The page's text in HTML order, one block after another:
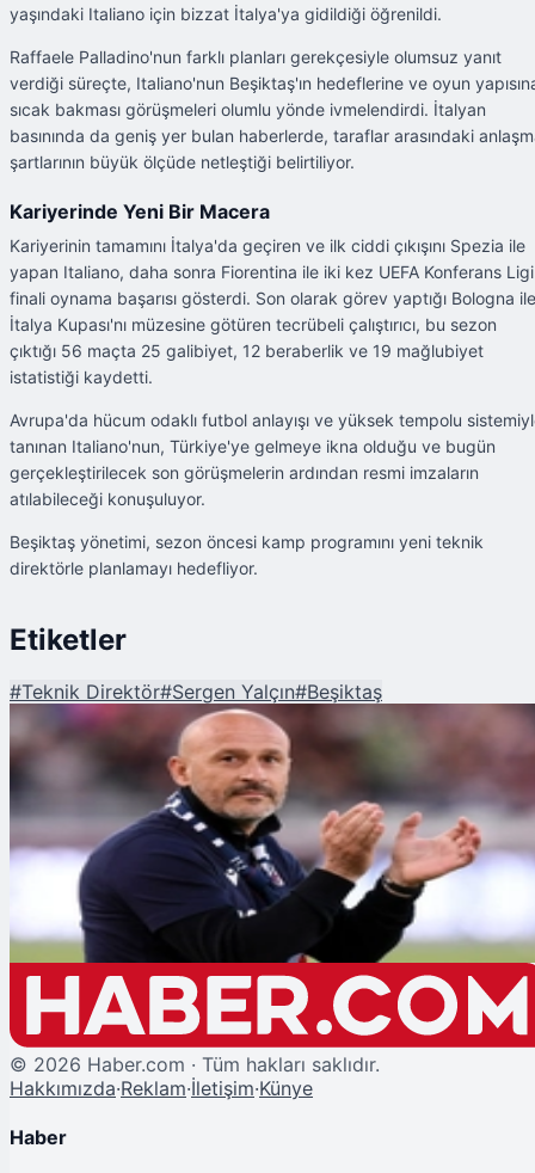
yaşındaki Italiano için bizzat İtalya'ya gidildiği öğrenildi.
Raffaele Palladino'nun farklı planları gerekçesiyle olumsuz yanıt
verdiği süreçte, Italiano'nun Beşiktaş'ın hedeflerine ve oyun
sıcak bakması görüşmeleri olumlu yönde ivmelendirdi. İtalyan
basınında da geniş yer bulan haberlerde, taraflar arasındaki
şartlarının büyük ölçüde netleştiği belirtiliyor.
Kariyerinde Yeni Bir Macera
Kariyerinin tamamını İtalya'da geçiren ve ilk ciddi çıkışını Spezia ile
yapan Italiano, daha sonra Fiorentina ile iki kez UEFA Konferans Ligi
finali oynama başarısı gösterdi. Son olarak görev yaptığı Bologna ile
İtalya Kupası'nı müzesine götüren tecrübeli çalıştırıcı, bu sezon
çıktığı 56 maçta 25 galibiyet, 12 beraberlik ve 19 mağlubiyet
istatistiği kaydetti.
Avrupa'da hücum odaklı futbol anlayışı ve yüksek tempolu
tanınan Italiano'nun, Türkiye'ye gelmeye ikna olduğu ve bugün
gerçekleştirilecek son görüşmelerin ardından resmi imzaların
atılabileceği konuşuluyor.
Beşiktaş yönetimi, sezon öncesi kamp programını yeni teknik
direktörle planlamayı hedefliyor.
Etiketler
#Teknik Direktör#Sergen Yalçın#Beşiktaş
Beşiktaş'ta Sergen Yalçın'ın Yerini Dolduracak İsim Netleşti: Vincenzo
Italiano ile Görüşmelerde Sona Doğru!
© 2026 Haber.com · Tüm hakları saklıdır.
Hakkımızda·Reklam·İletişim·Künye
Haber